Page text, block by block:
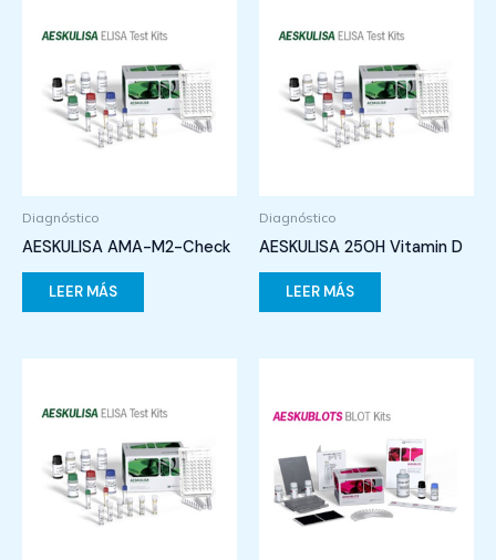
Diagnóstico
AESKULISA AMA-M2-Check
LEER MÁS
Diagnóstico
AESKULISA 25OH Vitamin D
LEER MÁS